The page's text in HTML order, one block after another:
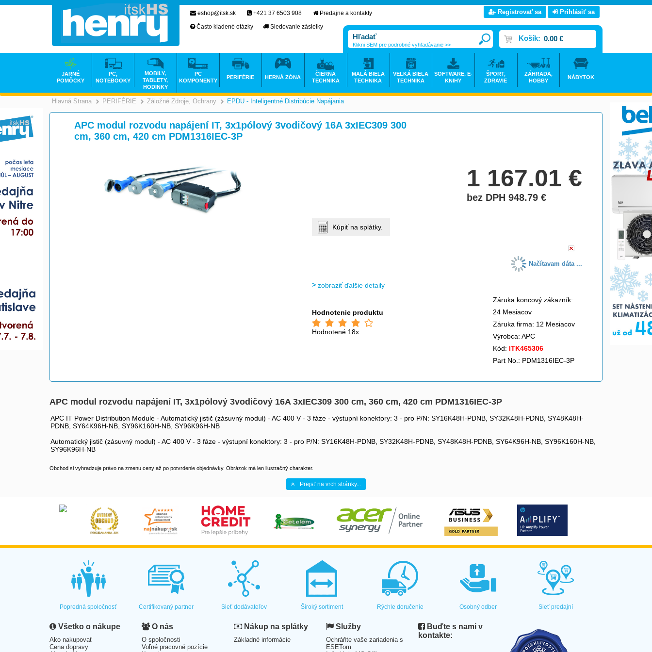
Hlavná Strana >
PERIFÉRIE >
Záložné Zdroje, Ochrany >
EPDU - Inteligentné Distribúcie Napájania
APC modul rozvodu napájení IT, 3x1pólový 3vodičový 16A 3xIEC309 300
cm, 360 cm, 420 cm PDM1316IEC-3P
1 167.01€
bez DPH 948.79€
Kúpiť na splátky.
Načítavam dáta ...
zobraziť ďalšie detaily
Hodnotenie produktu
Hodnotené 18x
Záruka koncový zákazník:
24 Mesiacov
Záruka firma: 12 Mesiacov
Výrobca: APC
Kód: ITK465306
Part No.: PDM1316IEC-3P
APC modul rozvodu napájení IT, 3x1pólový 3vodičový 16A 3xIEC309 300 cm, 360 cm, 420 cm PDM1316IEC-3P
APC IT Power Distribution Module - Automatický jistič (zásuvný modul) - AC 400 V - 3 fáze - výstupní konektory: 3 - pro P/N: SY16K48H-PDNB, SY32K48H-PDNB, SY48K48H-
PDNB, SY64K96H-NB, SY96K160H-NB, SY96K96H-NB
Automatický jistič (zásuvný modul) - AC 400 V - 3 fáze - výstupní konektory: 3 - pro P/N: SY16K48H-PDNB, SY32K48H-PDNB, SY48K48H-PDNB, SY64K96H-NB, SY96K160H-NB,
SY96K96H-NB
Obchod si vyhradzuje právo na zmenu ceny až po potvrdenie objednávky. Obrázok má len ilustračný charakter.
Prejsť na vrch stránky...
eshop@itsk.sk +421 37 6503 908
Predajne a kontakty
Často kladené otázky
Sledovanie zásielky
Registrovať sa Prihlásiť sa
Košík: 0.00 €
Klikni SEM pre podrobné vyhľadávanie >>
JARNÉ
POMÔCKY
PC,
NOTEBOOKY
MOBILY,
TABLETY,
HODINKY
PC
KOMPONENTY
PERIFÉRIE HERNÁ ZÓNA
ČIERNA
TECHNIKA
MALÁ BIELA
TECHNIKA
VEĽKÁ BIELA
TECHNIKA
SOFTWARE, E-
KNIHY
ŠPORT,
ZDRAVIE
ZÁHRADA,
HOBBY
NÁBYTOK
Popredná spoločnosť Certifikovaný partner Sieť dodávateľov Široký sortiment Rýchle doručenie Osobný odber Sieť predajní
Všetko o nákupe
Ako nakupovať
Cena dopravy
O nás
O spoločnosti
Voľné pracovné pozície
Nákup na splátky
Základné informácie
Služby
Ochráňte vaše zariadenia s
ESETom
Buďte s nami v
kontakte: